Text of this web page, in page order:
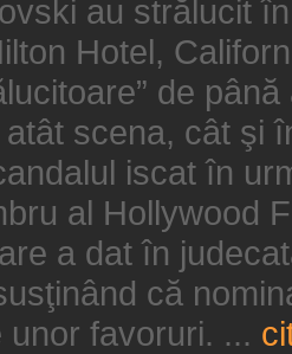
au strălucit
Hotel,
de
scena, cât şi
iscat în
al Hollywood
a dat în
că
favoruri. ...